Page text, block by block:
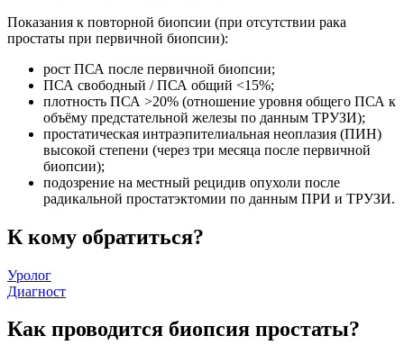
Показания к повторной биопсии (при отсутствии рака
простаты при первичной биопсии):
рост ПСА после первичной биопсии;
ПСА свободный / ПСА общий <15%;
плотность ПСА >20% (отношение уровня общего ПСА к
объёму предстательной железы по данным ТРУЗИ);
простатическая интраэпителиальная неоплазия (ПИН)
высокой степени (через три месяца после первичной
биопсии);
подозрение на местный рецидив опухоли после
радикальной простатэктомии по данным ПРИ и ТРУЗИ.
К кому обратиться?
Уролог
Диагност
Как проводится биопсия простаты?